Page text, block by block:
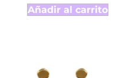
Añadir al carrito